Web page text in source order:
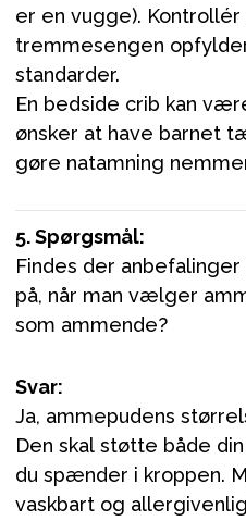
er en vugge). Kontrollér
tremmesengen
standarder.
En bedside crib kan
ønsker at have barnet
gøre natamning
5. Spørgsmål:
Findes der
på, når man vælger
som ammende?
Svar:
Ja, ammepudens
Den skal støtte både
du spænder i kroppen.
vaskbart og